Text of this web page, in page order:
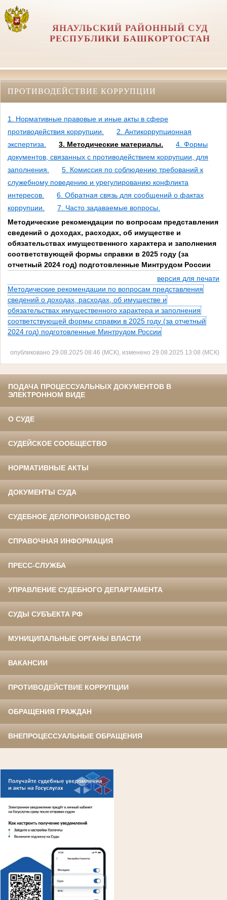
ЯНАУЛЬСКИЙ РАЙОННЫЙ СУД
РЕСПУБЛИКИ БАШКОРТОСТАН
ПРОТИВОДЕЙСТВИЕ КОРРУПЦИИ
1. Нормативные правовые и иные акты в сфере
противодействия коррупции.
2. Антикоррупционная
экспертиза.
3. Методические материалы.
4. Формы
документов, связанных с противодействием коррупции, для
заполнения.
5. Комиссия по соблюдению требований к
служебному поведению и урегулированию конфликта
интересов.
6. Обратная связь для сообщений о фактах
коррупции.
7. Часто задаваемые вопросы.
Методические рекомендации по вопросам представления
сведений о доходах, расходах, об имуществе и
обязательствах имущественного характера и заполнения
соответствующей формы справки в 2025 году (за
отчетный 2024 год) подготовленные Минтрудом России
версия для печати
Методические рекомендации по вопросам представления
сведений о доходах, расходах, об имуществе и
обязательствах имущественного характера и заполнения
соответствующей формы справки в 2025 году (за отчетный
2024 год) подготовленные Минтрудом России
опубликовано 29.08.2025 08:46 (МСК), изменено 29.08.2025 13:08 (МСК)
ПОДАЧА ПРОЦЕССУАЛЬНЫХ ДОКУМЕНТОВ В
ЭЛЕКТРОННОМ ВИДЕ
О СУДЕ
СУДЕЙСКОЕ СООБЩЕСТВО
НОРМАТИВНЫЕ АКТЫ
ДОКУМЕНТЫ СУДА
СУДЕБНОЕ ДЕЛОПРОИЗВОДСТВО
СПРАВОЧНАЯ ИНФОРМАЦИЯ
ПРЕСС-СЛУЖБА
УПРАВЛЕНИЕ СУДЕБНОГО ДЕПАРТАМЕНТА
СУДЫ СУБЪЕКТА РФ
МУНИЦИПАЛЬНЫЕ ОРГАНЫ ВЛАСТИ
ВАКАНСИИ
ПРОТИВОДЕЙСТВИЕ КОРРУПЦИИ
ОБРАЩЕНИЯ ГРАЖДАН
ВНЕПРОЦЕССУАЛЬНЫЕ ОБРАЩЕНИЯ